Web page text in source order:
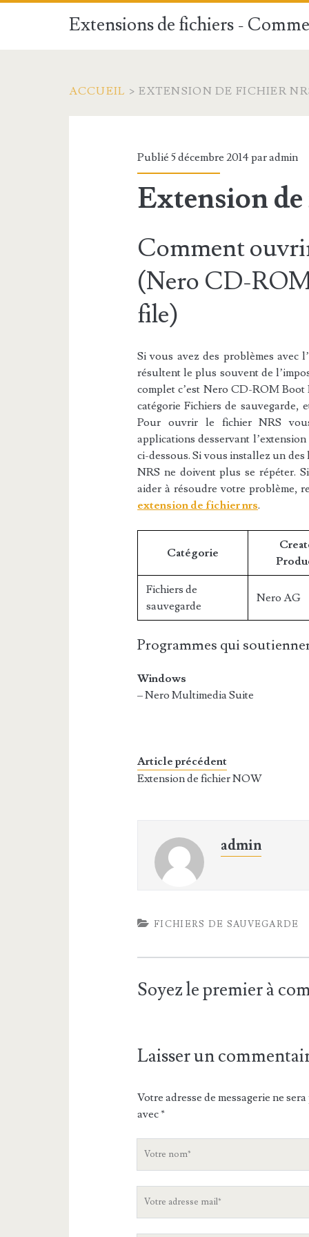
Extensions de fichiers -
ACCUEIL > EXTENSION DE FICHIER
Publié 5 décembre 2014 paradmin
Extension
Comment
(Nero CD-
file)
Si vous avez des problèmes avec
résultent le plus souvent de
complet c’est Nero CD-ROM
catégorie Fichiers de sauvegarde,
Pour ouvrir le fichier NRS
applications desservant
ci-dessous. Si vous installez un
NRS ne doivent plus se répéter.
aider à résoudre votre problème,
extension de fichier nrs.
Catégorie
Fichiers de
sauvegarde
Nero AG
Programmes qui
Windows
– Nero Multimedia Suite
Article précédent
Extension de fichier NOW
admin
FICHIERS DE SAUVEGARDE
Soyez le premier à
Laisser un
Votre adresse de messagerie ne
avec*
V
n
V